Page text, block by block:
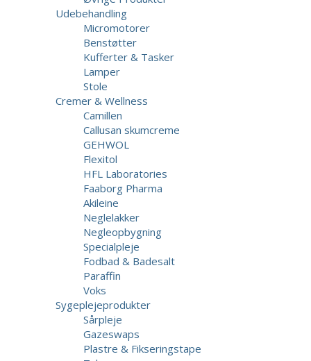
Udebehandling
Micromotorer
Benstøtter
Kufferter & Tasker
Lamper
Stole
Cremer & Wellness
Camillen
Callusan skumcreme
GEHWOL
Flexitol
HFL Laboratories
Faaborg Pharma
Akileine
Neglelakker
Negleopbygning
Specialpleje
Fodbad & Badesalt
Paraffin
Voks
Sygeplejeprodukter
Sårpleje
Gazeswaps
Plastre & Fikseringstape